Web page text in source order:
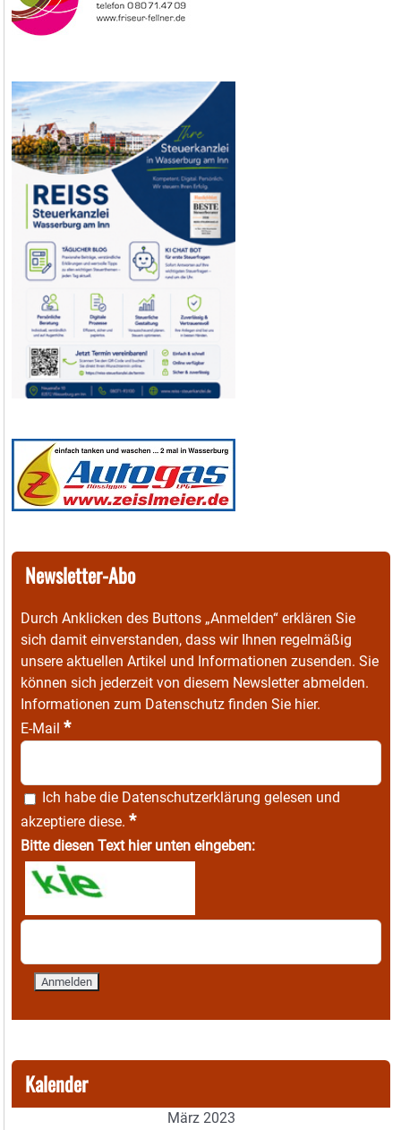
Newsletter-Abo
Durch Anklicken des Buttons „Anmelden“ erklären Sie
sich damit einverstanden, dass wir Ihnen regelmäßig
unsere aktuellen Artikel und Informationen zusenden. Sie
können sich jederzeit von diesem Newsletter abmelden.
Informationen zum Datenschutz finden Sie hier.
E-Mail *
Ich habe die Datenschutzerklärung gelesen und
akzeptiere diese. *
Bitte diesen Text hier unten eingeben:
Kalender
März 2023